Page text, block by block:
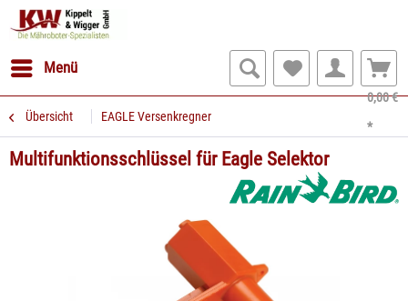
Menü
0,00 €
*
Übersicht EAGLE Versenkregner
Multifunktionsschlüssel für Eagle Selektor